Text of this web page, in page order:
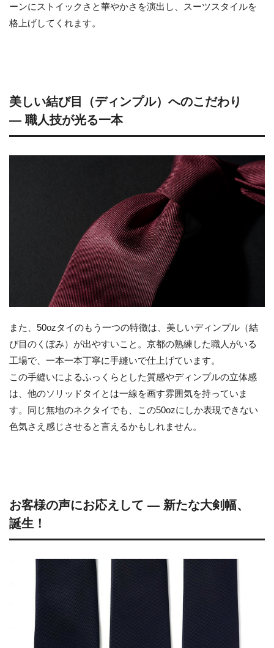
ーンにストイックさと華やかさを演出し、スーツスタイルを
格上げしてくれます。
美しい結び目（ディンプル）へのこだわり
― 職人技が光る一本
また、50ozタイのもう一つの特徴は、美しいディンプル（結
び目のくぼみ）が出やすいこと。京都の熟練した職人がいる
工場で、一本一本丁寧に手縫いで仕上げています。
この手縫いによるふっくらとした質感やディンプルの立体感
は、他のソリッドタイとは一線を画す雰囲気を持っていま
す。同じ無地のネクタイでも、この50ozにしか表現できない
色気さえ感じさせると言えるかもしれません。
お客様の声にお応えして ― 新たな大剣幅、
誕生！